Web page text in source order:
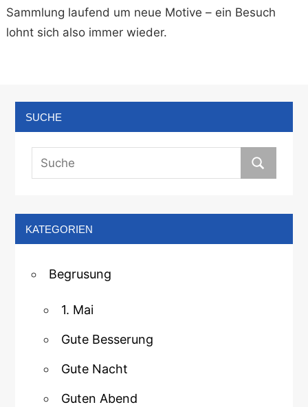
Sammlung laufend um neue Motive – ein Besuch
lohnt sich also immer wieder.
SUCHE
KATEGORIEN
Begrusung
1. Mai
Gute Besserung
Gute Nacht
Guten Abend